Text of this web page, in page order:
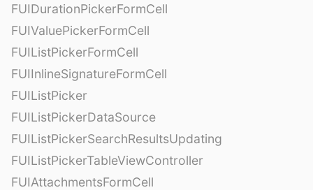
FUIDurationPickerFormCell
FUIValuePickerFormCell
FUIListPickerFormCell
FUIInlineSignatureFormCell
FUIListPicker
FUIListPickerDataSource
FUIListPickerSearchResultsUpdating
FUIListPickerTableViewController
FUIAttachmentsFormCell